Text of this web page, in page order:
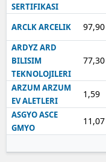
SERTIFIKASI
ARCLK ARCELIK 97,90
ARDYZ ARD
BILISIM
TEKNOLOJILERI
77,30
ARZUM ARZUM
EV ALETLERI
1,59
ASGYO ASCE
GMYO
11,07